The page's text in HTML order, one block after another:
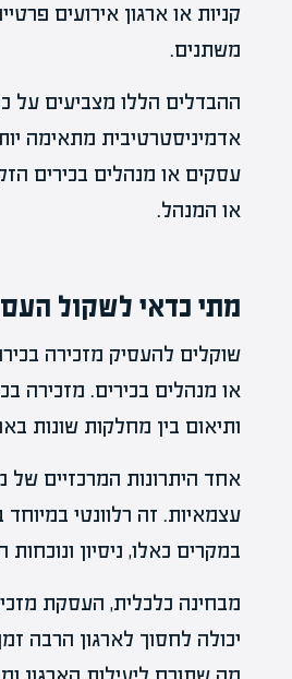
קניות או ארגון אירועים
משתנים.
ההבדלים הללו מצביעים על
אדמיניסטרטיבית מתאימה
עסקים או מנהלים בכירים
או המנהל.
מתי כדאי לשקול
שוקלים להעסיק מזכירה
או מנהלים בכירים. מזכירה
ותיאום בין מחלקות שונות
אחד היתרונות המרכזיים של
עצמאיות. זה רלוונטי
במקרים כאלו, ניסיון
מבחינה כלכלית, העסקת
יכולה לחסוך לארגון הרבה